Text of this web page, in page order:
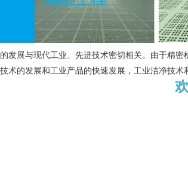
发展与现代工业、先进技术密切相关。由于精
术的发展和工业产品的快速发展，工业洁净技